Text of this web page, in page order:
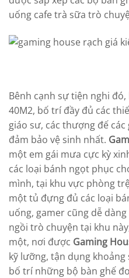
uống cafe trà sữa trò
Bênh cạnh sự tiện nghi
40M2, bố trí đầy đủ các
giáo sư, các thượng đế
đảm bảo vệ sinh nhất.
một em gái mưa cực kỳ
các loại bánh ngọt phục
mình, tại khu vực phòng
một tủ đựng đủ các loại
uống, gamer cũng dễ
ngồi trò chuyện tại khu
một, nơi được Gaming
kỹ lưỡng, tận dụng
bố trí những bộ bàn ghế